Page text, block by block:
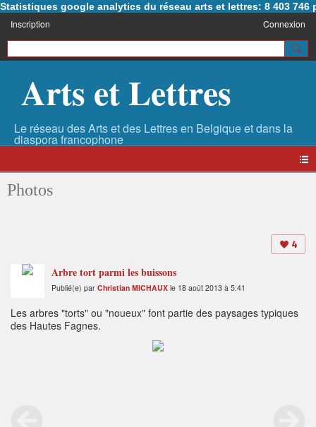
Statistiques google analytics du réseau arts et lettres: 8 403 746
Inscription Connexion
Arts et Lettres
Photos
4
Arbre tort parmi les buissons
Publié(e) par Christian MICHAUX le 18 août 2013 à 5:41
Les arbres "torts" ou "noueux" font partie des paysages typiques
des Hautes Fagnes.